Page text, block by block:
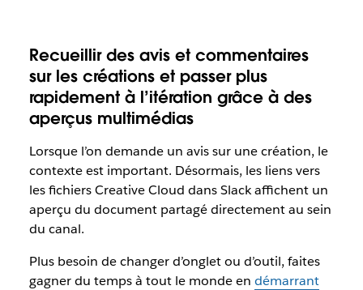
Recueillir des avis et commentaires
sur les créations et passer plus
rapidement à l’itération grâce à des
aperçus multimédias
Lorsque l’on demande un avis sur une création, le
contexte est important. Désormais, les liens vers
les fichiers Creative Cloud dans Slack affichent un
aperçu du document partagé directement au sein
du canal.
Plus besoin de changer d’onglet ou d’outil, faites
gagner du temps à tout le monde en démarrant